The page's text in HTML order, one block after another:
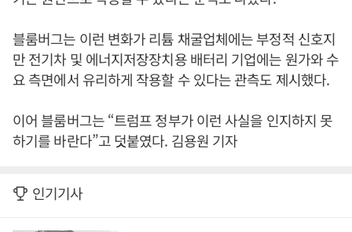
블룸버그는 이런 변화가 리튬 채굴업체에는 부정적 신호지
만 전기차 및 에너지저장장치용 배터리 기업에는 원가와 수
요 측면에서 유리하게 작용할 수 있다는 관측도 제시했다.
이어 블룸버그는 “트럼프 정부가 이런 사실을 인지하지 못
하기를 바란다”고 덧붙였다. 김용원 기자
인기기사